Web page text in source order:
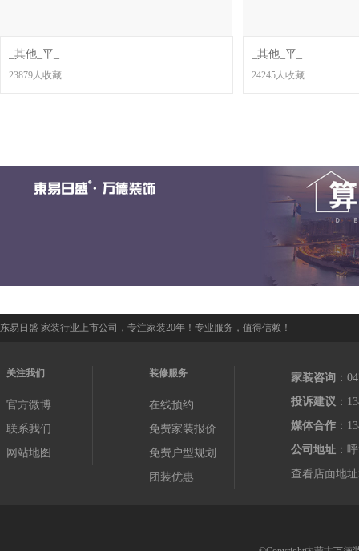
_其他_平_
23879人收藏
_其他_平_
24245人收藏
东易日盛 家装行业上市公司，专注家装20年！专业服务，值得信赖！
关注我们
官方微博
联系我们
网站地图
装修服务
在线预约
免费家装报价
免费户型规划
团装优惠
家装咨询 ：
投诉建议 ：
媒体合作 ：
公司地址 ：
查看店面地